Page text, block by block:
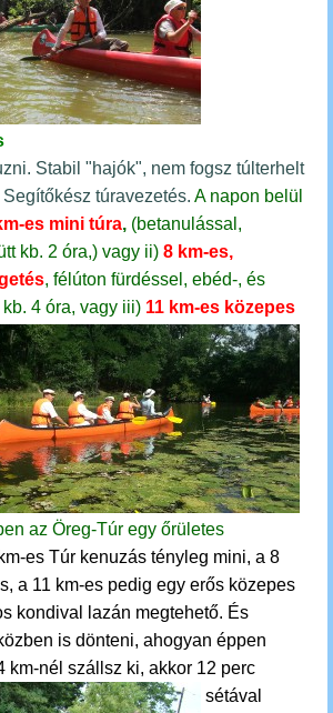
Stabil "hajók", nem fogsz túlterhelt
túravezetés. A napon belül
es mini túra, (betanulással,
kb. 2 óra,) vagy ii) 8 km-es,
, félúton fürdéssel, ebéd-, és
4 óra, vagy iii) 11 km-es közepes
az Öreg-Túr egy őrületes
es Túr kenuzás tényleg mini, a 8
a 11 km-es pedig egy erős közepes
kondival lazán megtehető. És
is dönteni, ahogyan éppen
km-nél szállsz ki, akkor 12 perc
sétával